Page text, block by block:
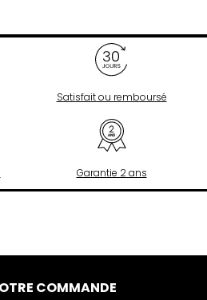
Satisfait ou remboursé
Garantie 2 ans
COMMANDE